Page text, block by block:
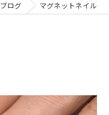
ブログ マグネットネイル